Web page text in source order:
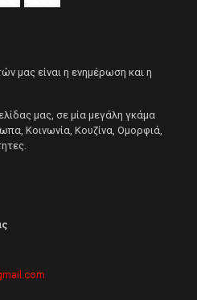
μας είναι η ενημέρωση και η
μας, σε μία μεγάλη γκάμα
Κοινωνία, Κουζίνα, Ομορφιά,